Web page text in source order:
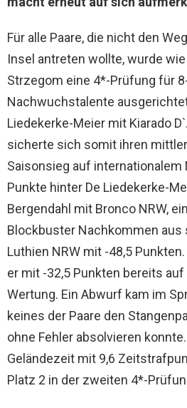
Für alle Paare, die nicht den
Insel antreten wollte, wurde
Strzegom eine 4*-Prüfung für
Nachwuchstalente
Liedekerke-Meier mit Kiarado
sicherte sich somit ihren
Saisonsieg auf internationalem
Punkte hinter De Liedekerke-
Bergendahl mit Bronco NRW,
Blockbuster Nachkommen aus
Luthien NRW mit -48,5
er mit -32,5 Punkten bereits
Wertung. Ein Abwurf kam im
keines der Paare den
ohne Fehler absolvieren
Geländezeit mit 9,6
Platz 2 in der zweiten 4*-